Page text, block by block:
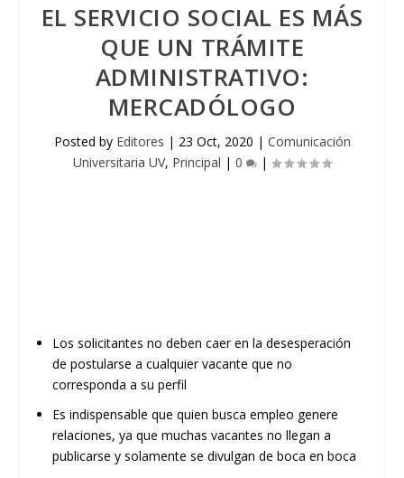
EL SERVICIO SOCIAL ES MÁS
QUE UN TRÁMITE
ADMINISTRATIVO:
MERCADÓLOGO
Posted by Editores | 23 Oct, 2020 | Comunicación
Universitaria UV, Principal | 0 |
Los solicitantes no deben caer en la desesperación
de postularse a cualquier vacante que no
corresponda a su perfil
Es indispensable que quien busca empleo genere
relaciones, ya que muchas vacantes no llegan a
publicarse y solamente se divulgan de boca en boca